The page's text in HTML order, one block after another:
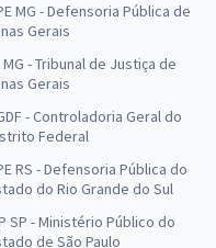
MG - Defensoria Pública de
Gerais
MG - Tribunal de Justiça de
Gerais
- Controladoria Geral do
Federal
RS - Defensoria Pública do
do Rio Grande do Sul
SP - Ministério Público do
de São Paulo